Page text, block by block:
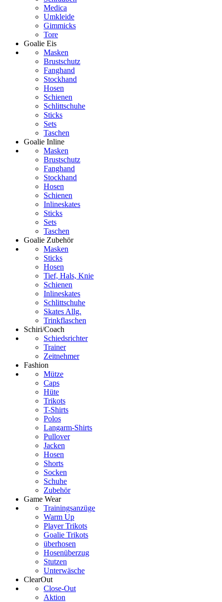
Medica
Umkleide
Gimmicks
Tore
Goalie Eis
Masken
Brustschutz
Fanghand
Stockhand
Hosen
Schienen
Schlittschuhe
Sticks
Sets
Taschen
Goalie Inline
Masken
Brustschutz
Fanghand
Stockhand
Hosen
Schienen
Inlineskates
Sticks
Sets
Taschen
Goalie Zubehör
Masken
Sticks
Hosen
Tief, Hals, Knie
Schienen
Inlineskates
Schlittschuhe
Skates Allg.
Trinkflaschen
Schiri/Coach
Schiedsrichter
Trainer
Zeitnehmer
Fashion
Mütze
Caps
Hüte
Trikots
T-Shirts
Polos
Langarm-Shirts
Pullover
Jacken
Hosen
Shorts
Socken
Schuhe
Zubehör
Game Wear
Trainingsanzüge
Warm Up
Player Trikots
Goalie Trikots
überhosen
Hosenüberzug
Stutzen
Unterwäsche
ClearOut
Close-Out
Aktion